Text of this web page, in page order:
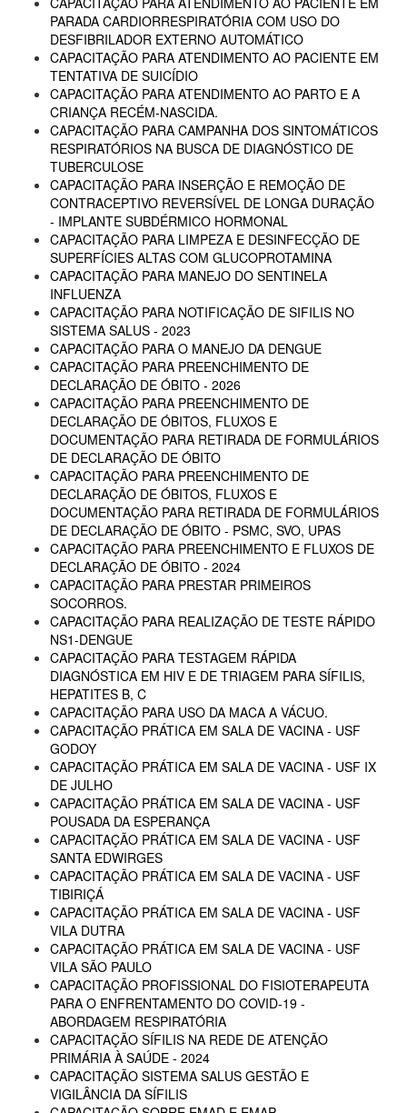
PARADA CARDIORRESPIRATÓRIA COM USO DO
DESFIBRILADOR EXTERNO AUTOMÁTICO
CAPACITAÇÃO PARA ATENDIMENTO AO PACIENTE EM
TENTATIVA DE SUICÍDIO
CAPACITAÇÃO PARA ATENDIMENTO AO PARTO E A
CRIANÇA RECÉM-NASCIDA.
CAPACITAÇÃO PARA CAMPANHA DOS SINTOMÁTICOS
RESPIRATÓRIOS NA BUSCA DE DIAGNÓSTICO DE
TUBERCULOSE
CAPACITAÇÃO PARA INSERÇÃO E REMOÇÃO DE
CONTRACEPTIVO REVERSÍVEL DE LONGA DURAÇÃO
- IMPLANTE SUBDÉRMICO HORMONAL
CAPACITAÇÃO PARA LIMPEZA E DESINFECÇÃO DE
SUPERFÍCIES ALTAS COM GLUCOPROTAMINA
CAPACITAÇÃO PARA MANEJO DO SENTINELA
INFLUENZA
CAPACITAÇÃO PARA NOTIFICAÇÃO DE SIFILIS NO
SISTEMA SALUS - 2023
CAPACITAÇÃO PARA O MANEJO DA DENGUE
CAPACITAÇÃO PARA PREENCHIMENTO DE
DECLARAÇÃO DE ÓBITO - 2026
CAPACITAÇÃO PARA PREENCHIMENTO DE
DECLARAÇÃO DE ÓBITOS, FLUXOS E
DOCUMENTAÇÃO PARA RETIRADA DE FORMULÁRIOS
DE DECLARAÇÃO DE ÓBITO
CAPACITAÇÃO PARA PREENCHIMENTO DE
DECLARAÇÃO DE ÓBITOS, FLUXOS E
DOCUMENTAÇÃO PARA RETIRADA DE FORMULÁRIOS
DE DECLARAÇÃO DE ÓBITO - PSMC, SVO, UPAS
CAPACITAÇÃO PARA PREENCHIMENTO E FLUXOS DE
DECLARAÇÃO DE ÓBITO - 2024
CAPACITAÇÃO PARA PRESTAR PRIMEIROS
SOCORROS.
CAPACITAÇÃO PARA REALIZAÇÃO DE TESTE RÁPIDO
NS1-DENGUE
CAPACITAÇÃO PARA TESTAGEM RÁPIDA
DIAGNÓSTICA EM HIV E DE TRIAGEM PARA SÍFILIS,
HEPATITES B, C
CAPACITAÇÃO PARA USO DA MACA A VÁCUO.
CAPACITAÇÃO PRÁTICA EM SALA DE VACINA - USF
GODOY
CAPACITAÇÃO PRÁTICA EM SALA DE VACINA - USF IX
DE JULHO
CAPACITAÇÃO PRÁTICA EM SALA DE VACINA - USF
POUSADA DA ESPERANÇA
CAPACITAÇÃO PRÁTICA EM SALA DE VACINA - USF
SANTA EDWIRGES
CAPACITAÇÃO PRÁTICA EM SALA DE VACINA - USF
TIBIRIÇÁ
CAPACITAÇÃO PRÁTICA EM SALA DE VACINA - USF
VILA DUTRA
CAPACITAÇÃO PRÁTICA EM SALA DE VACINA - USF
VILA SÃO PAULO
CAPACITAÇÃO PROFISSIONAL DO FISIOTERAPEUTA
PARA O ENFRENTAMENTO DO COVID-19 -
ABORDAGEM RESPIRATÓRIA
CAPACITAÇÃO SÍFILIS NA REDE DE ATENÇÃO
PRIMÁRIA À SAÚDE - 2024
CAPACITAÇÃO SISTEMA SALUS GESTÃO E
VIGILÂNCIA DA SÍFILIS